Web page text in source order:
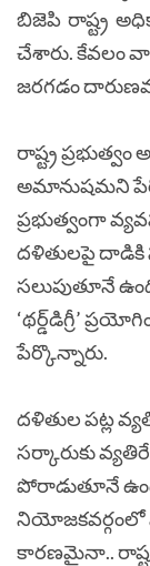
బిజెపి రాష్ట్ర
చేశారు. కేవలం
జరగడం
రాష్ట్ర
అమానుషమని
ప్రభుత్వంగా
దళితులపై దాడికి
సలుపుతూనే
‘థర్డ్‌డిగ్రీ’
పేర్కొన్నారు.
దళితుల పట్ల
సర్కారుకు
పోరాడుతూనే
నియోజకవర్గంలో
కారణమైనా..